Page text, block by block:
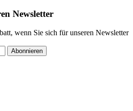
Newsletter
wenn Sie sich für unseren Newsletter
Abonnieren